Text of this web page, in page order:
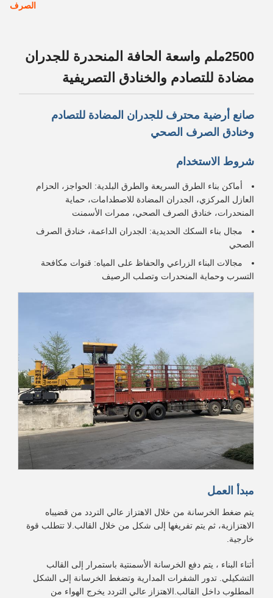
الصرف
2500ملم واسعة الحافة المنحدرة للجدران
مضادة للتصادم والخنادق التصريفية
صانع أرضية محترف للجدران المضادة للتصادم
وخنادق الصرف الصحي
شروط الاستخدام
أماكن بناء الطرق السريعة والطرق البلدية: الحواجز، الحزام
العازل المركزي، الجدران المضادة للاصطدامات، حماية
المنحدرات، خنادق الصرف الصحي، ممرات الأسمنت
مجال بناء السكك الحديدية: الجدران الداعمة، خنادق الصرف
الصحي
مجالات البناء الزراعي والحفاظ على المياه: قنوات مكافحة
التسرب وحماية المنحدرات وتصلب الرصيف
مبدأ العمل
يتم ضغط الخرسانة من خلال الاهتزاز عالي التردد من قضيباه
الاهتزازية، ثم يتم تفريغها إلى شكل من خلال القالب.لا تتطلب قوة
خارجية.
أثناء البناء ، يتم دفع الخرسانة الأسمنتية باستمرار إلى القالب
التشكيلي. تدور الشفرات المدارية وتضغط الخرسانة إلى الشكل
المطلوب داخل القالب.الاهتزاز عالي التردد يخرج الهواء من